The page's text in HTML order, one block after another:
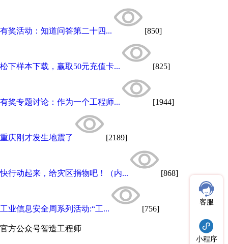
​有奖活动：知道问答第二十四... [850]
松下样本下载，赢取50元充值卡... [825]
有奖专题讨论：作为一个工程师... [1944]
重庆刚才发生地震了 [2189]
快行动起来，给灾区捐物吧！（内... [868]
工业信息安全周系列活动:“工... [756]
官方公众号智造工程师
客服
小程序